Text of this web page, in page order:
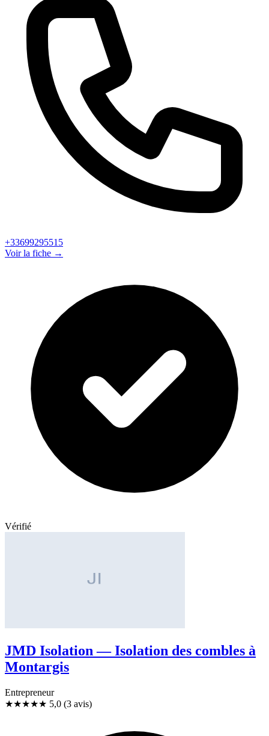
+33699295515
Voir la fiche →
Vérifié
JMD Isolation — Isolation des combles à
Montargis
Entrepreneur
★★★★★ 5,0 (3 avis)